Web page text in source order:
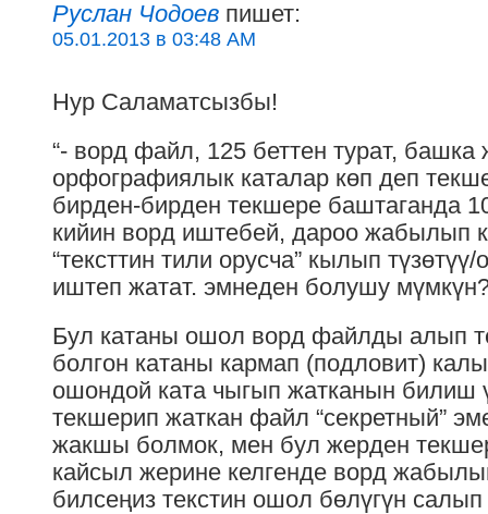
Руслан Чодоев пишет:
05.01.2013 в 03:48 AM
Нур Саламатсызбы!
“- ворд файл, 125 беттен турат, башка
орфографиялык каталар көп деп
бирден-бирден текшере баштаганда
кийин ворд иштебей, дароо жабылып
“тексттин тили орусча” кылып
иштеп жатат. эмнеден болушу
Бул катаны ошол ворд файлды алып
болгон катаны кармап (подловит)
ошондой ката чыгып жатканын билиш
текшерип жаткан файл “секретный”
жакшы болмок, мен бул жерден
кайсыл жерине келгенде ворд
билсеңиз текстин ошол бөлүгүн